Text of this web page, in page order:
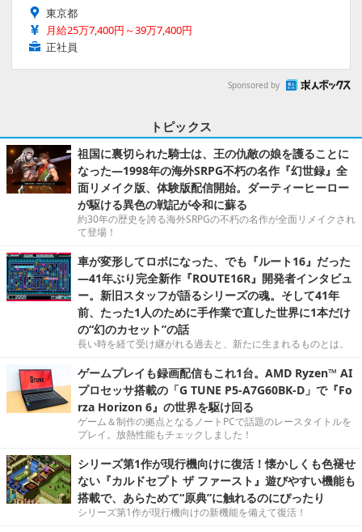
東京都
月給25万7,400円～39万7,400円
正社員
Sponsored by
トピックス
祖国に裏切られた騎士は、王の仇敵の娘を護ることに
なった―1998年の海外SRPG不朽の名作『幻世録』全
面リメイク版、体験版配信開始。ダーティーヒーロー
が駆ける異色の戦記が令和に蘇る
約30年の歴史を誇る海外SRPGの不朽の名作が全面リメイクされ
て登場！
車が変形してロボになった、でも『ルート16』だった
―41年ぶり完全新作『ROUTE16R』開発者インタビュ
ー。新旧スタッフが語るシリーズの魂。そして41年
前、たった1人のために手作業で直した世界に1本だけ
の“幻のカセット”の話
長い時を経て受け継がれる過去と、新たに生まれるものとは。
ゲームプレイも録画配信もこれ1台。AMD Ryzen™ AI
プロセッサ搭載の「G TUNE P5-A7G60BK-D」で『Fo
rza Horizon 6』の世界を駆け回る
ゲーム＆制作の拠点となるノートPCで話題のレースタイトルを
プレイ。放熱性能もチェックしました！
シリーズ第1作が現行機向けに復活！懐かしくも色褪せ
ない『カルドセプト ザ ファースト』遊びやすい機能も
搭載で、あらためて“原典”に触れるのにぴったり
シリーズ第1作が現行機向けの新機能を備えて復活！